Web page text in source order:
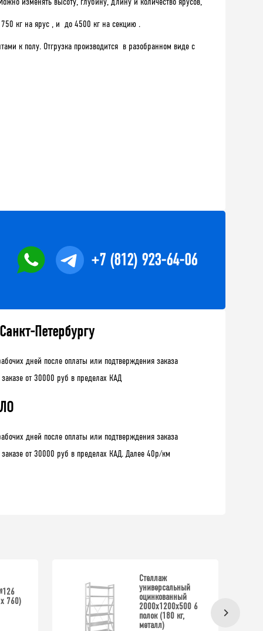
кг на ярус , и до 4500 кг на секцию .
к полу. Отгрузка производится в разобранном виде с
+7 (812) 923-64-06
Петербургу
дней после оплаты или подтверждения заказа
от 30000 руб в пределах КАД
дней после оплаты или подтверждения заказа
заказе от 30000 руб в пределах КАД. Далее 40р/км
760)
Стеллаж
универсальный
оцинкованный
2000x1200x500 6
полок (180 кг,
металл)